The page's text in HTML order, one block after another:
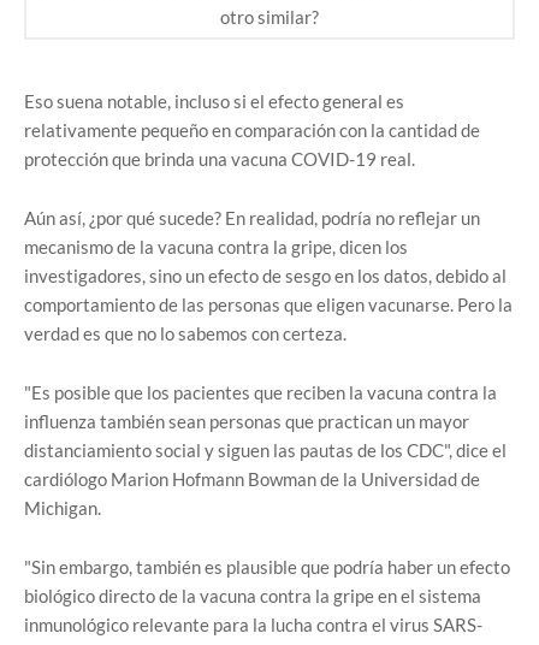
otro similar?
Eso suena notable, incluso si el efecto general es
relativamente pequeño en comparación con la cantidad de
protección que brinda una vacuna COVID-19 real.
Aún así, ¿por qué sucede? En realidad, podría no reflejar un
mecanismo de la vacuna contra la gripe, dicen los
investigadores, sino un efecto de sesgo en los datos, debido al
comportamiento de las personas que eligen vacunarse. Pero la
verdad es que no lo sabemos con certeza.
"Es posible que los pacientes que reciben la vacuna contra la
influenza también sean personas que practican un mayor
distanciamiento social y siguen las pautas de los CDC", dice el
cardiólogo Marion Hofmann Bowman de la Universidad de
Michigan.
"Sin embargo, también es plausible que podría haber un efecto
biológico directo de la vacuna contra la gripe en el sistema
inmunológico relevante para la lucha contra el virus SARS-